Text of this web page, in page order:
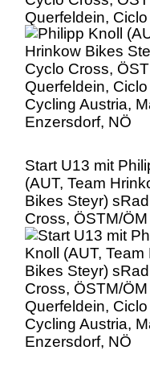
Querfeldein,
Cycling Austria,
Enzersdorf, NÖ
Start U13 mit
(AUT, Team
Bikes Steyr)
Cross, ÖSTM/ÖM
Querfeldein,
Cycling Austria,
Enzersdorf, NÖ